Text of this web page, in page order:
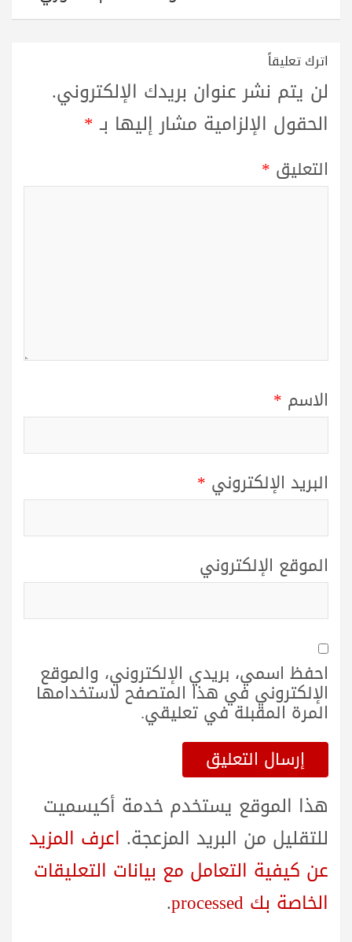
اترك تعليقاً
لن يتم نشر عنوان بريدك الإلكتروني.
الحقول الإلزامية مشار إليها بـ*
التعليق *
الاسم *
البريد الإلكتروني *
الموقع الإلكتروني
احفظ اسمي، بريدي الإلكتروني، والموقع
الإلكتروني في هذا المتصفح لاستخدامها
المرة المقبلة في تعليقي.
هذا الموقع يستخدم خدمة أكيسميت
للتقليل من البريد المزعجة. اعرف المزيد
عن كيفية التعامل مع بيانات التعليقات
الخاصة بك processed
.